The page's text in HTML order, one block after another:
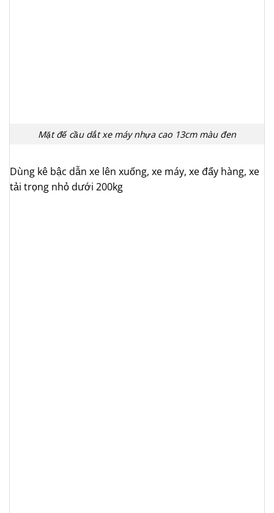
Mặt đế cầu dắt xe máy nhựa cao 13cm màu đen
Dùng kê bậc dẫn xe lên xuống, xe máy, xe đẩy hàng, xe
tải trọng nhỏ dưới 200kg